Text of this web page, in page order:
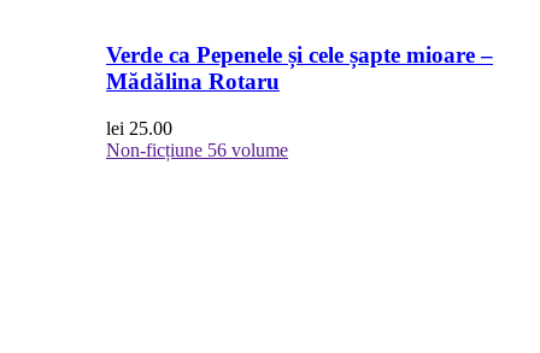
Verde ca Pepenele și cele șapte mioare –
Mădălina Rotaru
lei 25.00
Non-ficțiune 56 volume